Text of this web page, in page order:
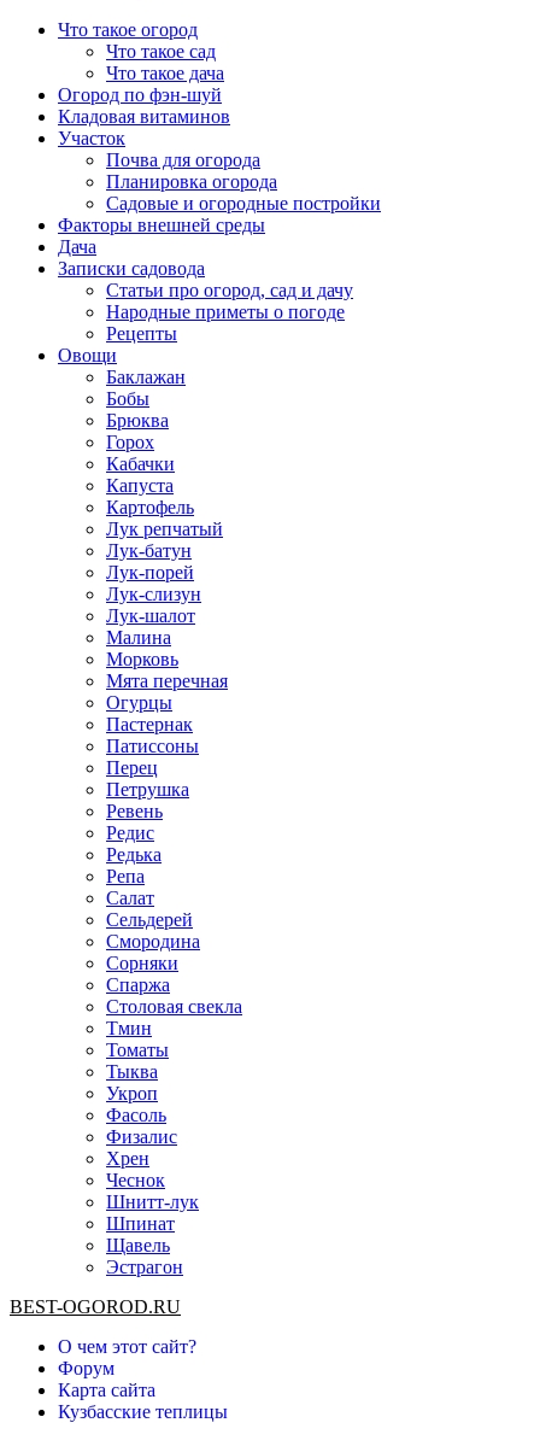
Что такое огород
Что такое сад
Что такое дача
Огород по фэн-шуй
Кладовая витаминов
Участок
Почва для огорода
Планировка огорода
Садовые и огородные постройки
Факторы внешней среды
Дача
Записки садовода
Статьи про огород, сад и дачу
Народные приметы о погоде
Рецепты
Овощи
Баклажан
Бобы
Брюква
Горох
Кабачки
Капуста
Картофель
Лук репчатый
Лук-батун
Лук-порей
Лук-слизун
Лук-шалот
Малина
Морковь
Мята перечная
Огурцы
Пастернак
Патиссоны
Перец
Петрушка
Ревень
Редис
Редька
Репа
Салат
Сельдерей
Смородина
Сорняки
Спаржа
Столовая свекла
Тмин
Томаты
Тыква
Укроп
Фасоль
Физалис
Хрен
Чеснок
Шнитт-лук
Шпинат
Щавель
Эстрагон
BEST-OGOROD.RU
О чем этот сайт?
Форум
Карта сайта
Кузбасские теплицы